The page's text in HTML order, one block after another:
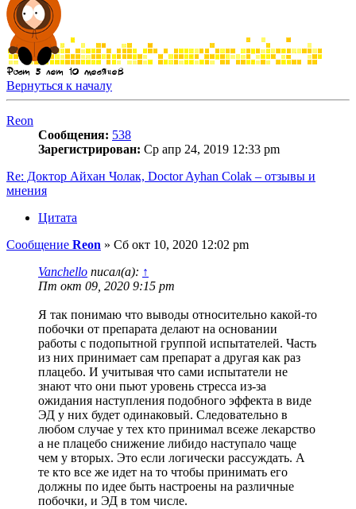
Вернуться к началу
Reon
Сообщения: 538
Зарегистрирован: Ср апр 24, 2019 12:33 pm
Re: Доктор Айхан Чолак, Doctor Ayhan Colak – отзывы и
мнения
Цитата
Сообщение Reon » Сб окт 10, 2020 12:02 pm
Vanchello писал(а): ↑
Пт окт 09, 2020 9:15 pm
Я так понимаю что выводы относительно какой-то
побочки от препарата делают на основании
работы с подопытной группой испытателей. Часть
из них принимает сам препарат а другая как раз
плацебо. И учитывая что сами испытатели не
знают что они пьют уровень стресса из-за
ожидания наступления подобного эффекта в виде
ЭД у них будет одинаковый. Следовательно в
любом случае у тех кто принимал всеже лекарство
а не плацебо снижение либидо наступало чаще
чем у вторых. Это если логически рассуждать. А
те кто все же идет на то чтобы принимать его
должны по идее быть настроены на различные
побочки, и ЭД в том числе.